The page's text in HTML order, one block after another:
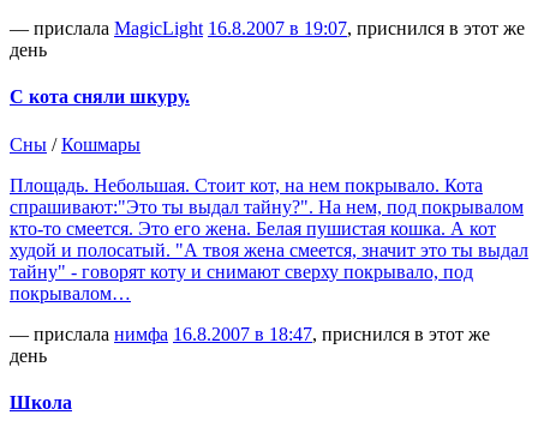
— прислала MagicLight 16.8.2007 в 19:07, приснился в этот же
день
С кота сняли шкуру.
Сны /Кошмары
Площадь. Небольшая. Стоит кот, на нем покрывало. Кота
спрашивают:"Это ты выдал тайну?". На нем, под покрывалом
кто-то смеется. Это его жена. Белая пушистая кошка. А кот
худой и полосатый. "А твоя жена смеется, значит это ты выдал
тайну" - говорят коту и снимают сверху покрывало, под
покрывалом…
— прислала нимфа 16.8.2007 в 18:47, приснился в этот же
день
Школа